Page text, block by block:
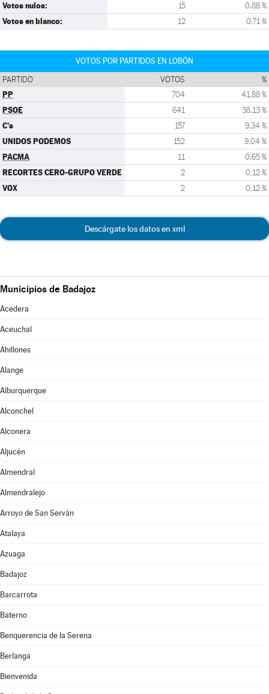
Votos nulos: 15 0,88 %
Votos en blanco: 12 0,71 %
VOTOS POR PARTIDOS EN LOBÓN
PARTIDO VOTOS %
PP 704 41,88 %
PSOE 641 38,13 %
C's 157 9,34 %
UNIDOS PODEMOS 152 9,04 %
PACMA 11 0,65 %
RECORTES CERO-GRUPO VERDE 2 0,12 %
VOX 2 0,12 %
Descárgate los datos en xml
Municipios de Badajoz
Acedera
Aceuchal
Ahillones
Alange
Alburquerque
Alconchel
Alconera
Aljucén
Almendral
Almendralejo
Arroyo de San Serván
Atalaya
Azuaga
Badajoz
Barcarrota
Baterno
Benquerencia de la Serena
Berlanga
Bienvenida